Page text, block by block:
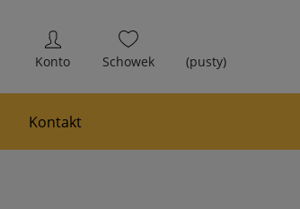
(pusty)
Kontakt